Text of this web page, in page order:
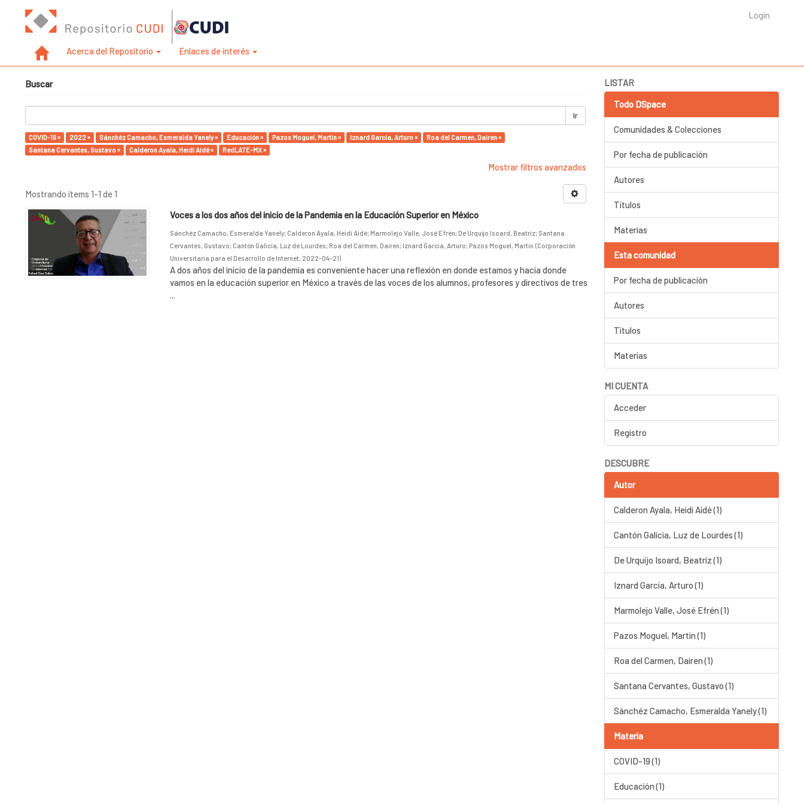
Login
Acerca del Repositorio Enlaces de interés
Buscar
Ir
COVID-19 × 2022 × Sánchéz Camacho, Esmeralda Yanely × Educación × Pazos Moguel, Martin × Iznard García, Arturo ×
Roa del Carmen, Dairen ×
Santana Cervantes, Gustavo ×
Calderon Ayala, Heidi Aidé × RedLATE-MX ×
Mostrar filtros avanzados
Mostrando ítems 1-1 de 1
Voces a los dos años del inicio de la Pandemia en la Educación Superior en México
Sánchéz Camacho, Esmeralda Yanely; Calderon Ayala, Heidi Aidé; Marmolejo Valle, José Efrén; De Urquijo Isoard, Beatriz; Santana
Cervantes, Gustavo; Cantón Galicia, Luz de Lourdes; Roa del Carmen, Dairen; Iznard García, Arturo; Pazos Moguel, Martin (Corporación
Universitaria para el Desarrollo de Internet, 2022-04-21)
A dos años del inicio de la pandemia es conveniente hacer una reflexión en donde estamos y hacia donde
vamos en la educación superior en México a través de las voces de los alumnos, profesores y directivos de tres
...
LISTAR
Todo DSpace
Comunidades & Colecciones
Por fecha de publicación
Autores
Títulos
Materias
Esta comunidad
Por fecha de publicación
Autores
Títulos
Materias
MI CUENTA
Acceder
Registro
DESCUBRE
Autor
Calderon Ayala, Heidi Aidé (1)
Cantón Galicia, Luz de Lourdes (1)
De Urquijo Isoard, Beatriz (1)
Iznard García, Arturo (1)
Marmolejo Valle, José Efrén (1)
Pazos Moguel, Martin (1)
Roa del Carmen, Dairen (1)
Santana Cervantes, Gustavo (1)
Sánchéz Camacho, Esmeralda Yanely (1)
Materia
COVID-19 (1)
Educación (1)